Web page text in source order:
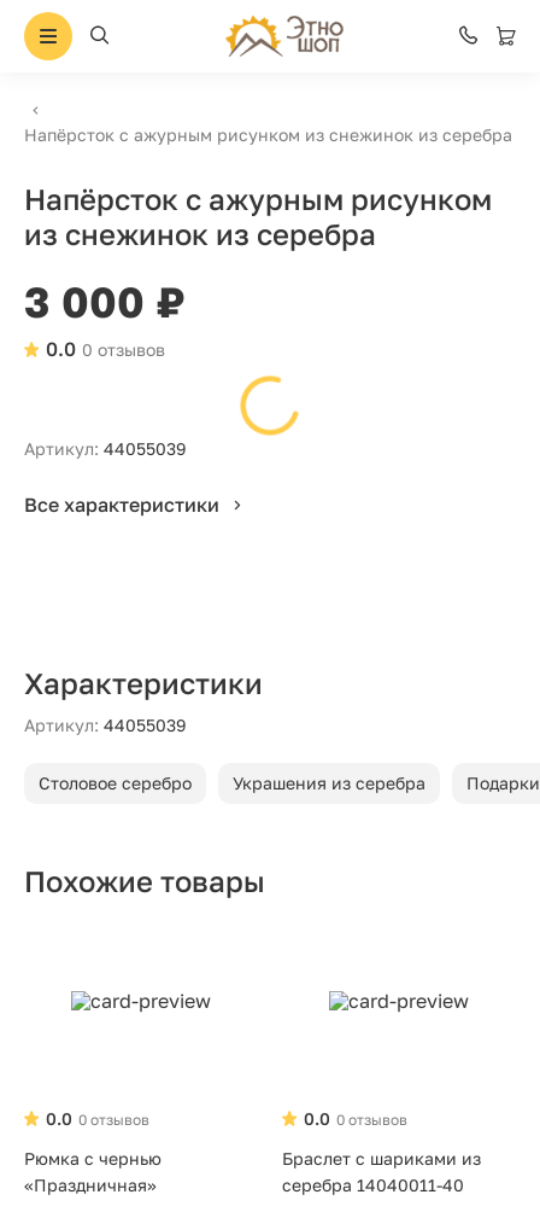
Напёрсток с ажурным рисунком из снежинок из серебра
Напёрсток с ажурным рисунком
из снежинок из серебра
3 000 ₽
0 отзывов
0.0
Артикул: 44055039
Все характеристики
Характеристики
Артикул: 44055039
Столовое серебро Украшения из серебра
Похожие товары
0 отзывов
0.0
Рюмка с чернью
«Праздничная»
0 отзывов
0.0
Браслет с шариками из
серебра 14040011-40